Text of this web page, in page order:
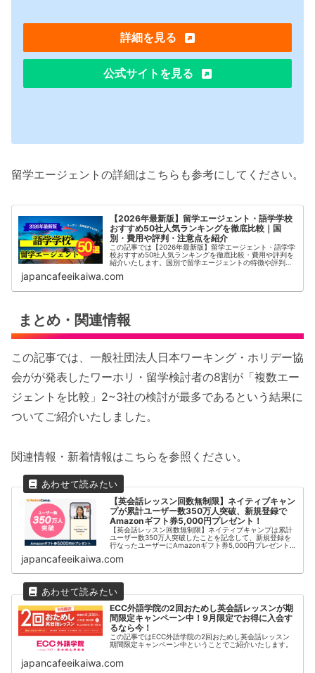
詳細を見る
公式サイトを見る
留学エージェントの詳細はこちらも参考にしてください。
【2026年最新版】留学エージェント・語学学校
おすすめ50社人気ランキングを徹底比較｜国
別・費用や評判・注意点を紹介
この記事では【2026年最新版】留学エージェント・語学学
校おすすめ50社人気ランキングを徹底比較・費用や評判を
紹介いたします。国別で留学エージェントの特徴や評判・
学を検討している方の参考に...
japancafeeikaiwa.com
まとめ・関連情報
この記事では、⼀般社団法⼈⽇本ワーキング・ホリデー協
会がが発表したワーホリ・留学検討者の8割が「複数エー
ジェントを比較」2~3社の検討が最多であるという結果に
ついてご紹介いたしました。
関連情報・新着情報はこちらを参照ください。
【英会話レッスン回数無制限】ネイティブキャン
プが累計ユーザー数350万人突破、新規登録で
Amazonギフト券5,000円プレゼント！
【英会話レッスン回数無制限】ネイティブキャンプは累計
ユーザー数350万人突破したことを記念して、新規登録を
行なったユーザーにAmazonギフト券5,000円プレゼント
japancafeeikaiwa.com
ECC外語学院の2回おためし英会話レッスンが期
間限定キャンペーン中！9月限定でお得に入会す
るなら今！
この記事ではECC外語学院の2回おためし英会話レッスン
期間限定キャンペーン中ということでご紹介いたします。
japancafeeikaiwa.com